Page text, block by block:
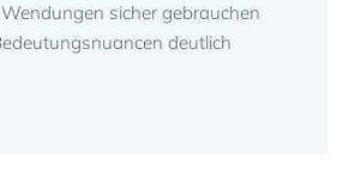
sicher gebrauchen
deutlich